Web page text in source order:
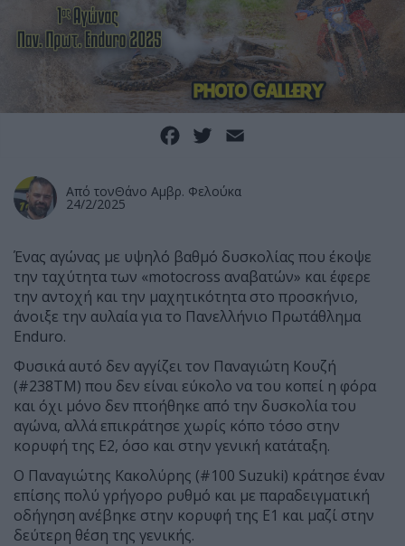
Facebook
Twitter
Από τονΘάνο Αμβρ. Φελούκα
24/2/2025
Ένας αγώνας με υψηλό βαθμό δυσκολίας που έκοψε
την ταχύτητα των «motocross αναβατών» και έφερε
την αντοχή και την μαχητικότητα στο προσκήνιο,
άνοιξε την αυλαία για το Πανελλήνιο Πρωτάθλημα
Enduro.
Φυσικά αυτό δεν αγγίζει τον Παναγιώτη Κουζή
(#238TM) που δεν είναι εύκολο να του κοπεί η φόρα
και όχι μόνο δεν πτοήθηκε από την δυσκολία του
αγώνα, αλλά επικράτησε χωρίς κόπο τόσο στην
κορυφή της Ε2, όσο και στην γενική κατάταξη.
Ο Παναγιώτης Κακολύρης (#100 Suzuki) κράτησε έναν
επίσης πολύ γρήγορο ρυθμό και με παραδειγματική
οδήγηση ανέβηκε στην κορυφή της Ε1 και μαζί στην
δεύτερη θέση της γενικής.